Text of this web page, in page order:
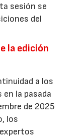
sesión se
del
la edición
a los
la pasada
de 2025
los